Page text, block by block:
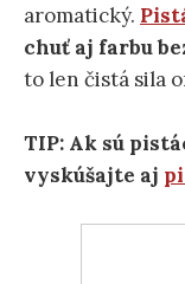
aromatický.
chuť aj farbu
to len čistá sila
TIP: Ak sú
vyskúšajte aj